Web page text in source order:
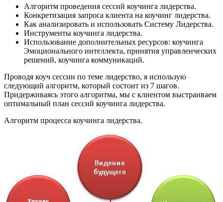
Алгоритм проведения сессий коучинга лидерства.
Конкретизация запроса клиента на коучинг лидерства.
Как анализировать и использовать Систему Лидерства.
Инструменты коучинга лидерства.
Использование дополнительных ресурсов: коучинга
Эмоционального интеллекта, принятия управленческих
решений, коучинга коммуникаций.
Проводя коуч сессии по теме лидерство, я использую
следующий алгоритм, который состоит из 7 шагов.
Придерживаясь этого алгоритма, мы с клиентом выстраиваем
оптимальный план сессий коучинга лидерства.
Алгоритм процесса коучинга лидерства.